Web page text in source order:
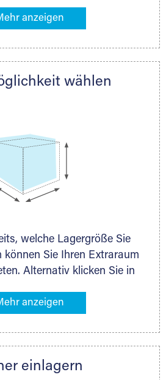
in Ihrer Nähe. An zahlreichen
Gibt es Extraraum noch
und besprechen alles
wählen
welche Lagergröße Sie
können Sie Ihren Extraraum
Alternativ klicken Sie in
die Sie einlagern möchten –
steht Ihnen Ihr Extraraum
Lagervolumen und zu
einlagern